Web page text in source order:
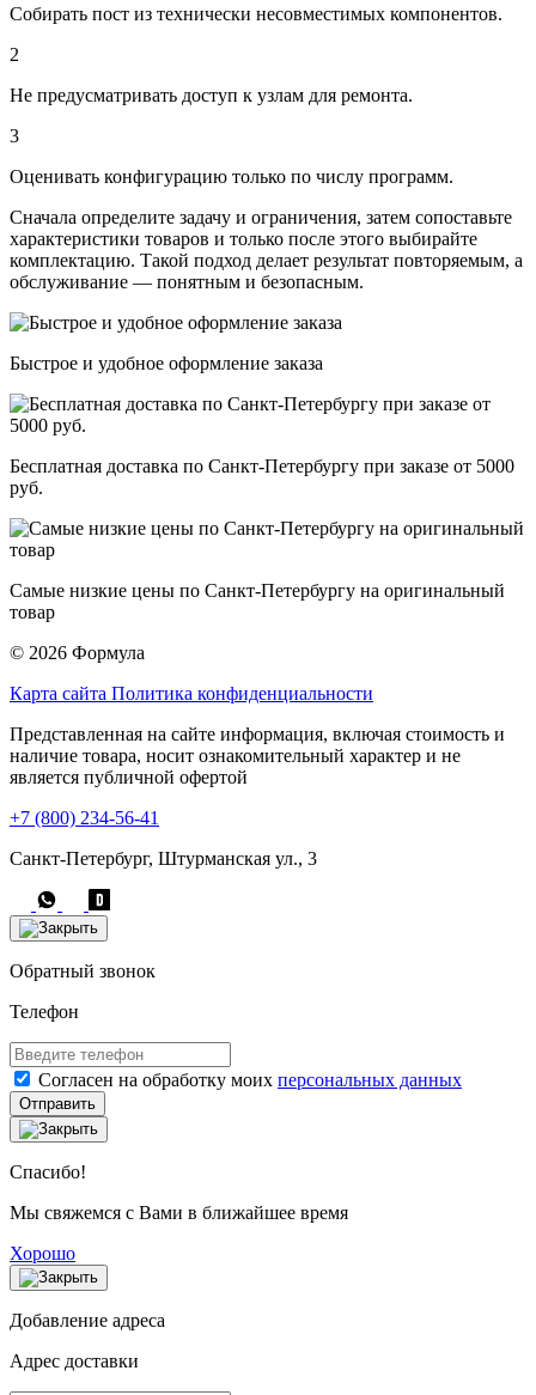
Собирать пост из технически несовместимых компонентов.
2
Не предусматривать доступ к узлам для ремонта.
3
Оценивать конфигурацию только по числу программ.
Сначала определите задачу и ограничения, затем сопоставьте
характеристики товаров и только после этого выбирайте
комплектацию. Такой подход делает результат повторяемым, а
обслуживание — понятным и безопасным.
Быстрое и удобное оформление заказа
Бесплатная доставка по Санкт-Петербургу при заказе от 5000
руб.
Самые низкие цены по Санкт-Петербургу на оригинальный
товар
© 2026 Формула
Карта сайта Политика конфиденциальности
Представленная на сайте информация, включая стоимость и
наличие товара, носит ознакомительный характер и не
является публичной офертой
+7 (800) 234-56-41
Санкт-Петербург, Штурманская ул., 3
Обратный звонок
Телефон
Согласен на обработку моих персональных данных
Отправить
Спасибо!
Мы свяжемся с Вами в ближайшее время
Хорошо
Добавление адреса
Адрес доставки